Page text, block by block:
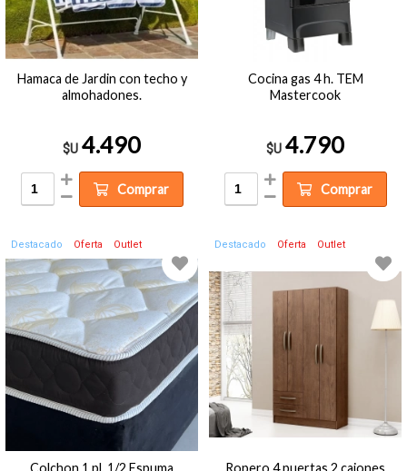
Hamaca de Jardin con techo y
almohadones.
$U 4.490
Comprar
Cocina gas 4 h. TEM
Mastercook
$U 4.790
Comprar
Destacado Oferta Outlet
Colchon 1 pl. 1/2 Espuma
Destacado Oferta Outlet
Ropero 4 puertas 2 cajones